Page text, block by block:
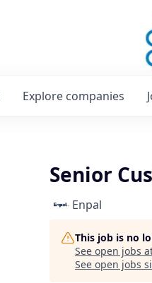
Explore companies
Senior
Enpal
This job is no
See open jobs
See open jobs